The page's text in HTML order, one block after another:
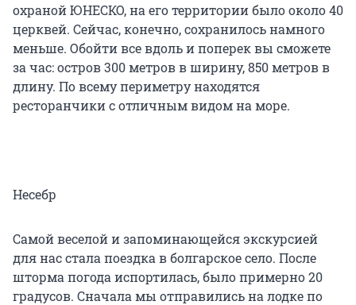
охраной ЮНЕСКО, на его территории было около 40
церквей. Сейчас, конечно, сохранилось намного
меньше. Обойти все вдоль и поперек вы сможете
за час: остров 300 метров в ширину, 850 метров в
длину. По всему периметру находятся
ресторанчики с отличным видом на море.
Несебр
Самой веселой и запоминающейся экскурсией
для нас стала поездка в болгарское село. После
шторма погода испортилась, было примерно 20
градусов. Сначала мы отправились на лодке по